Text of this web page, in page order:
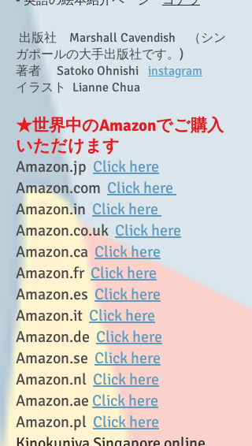
出版社 Marshall Cavendish （シン
ガポールの大手出版社です。)
著者 Satoko Ohnishi instagram
イラスト Lianne Chua
★世界中のAmazonでご購入
いただけます
Amazon.jp Click here
Amazon.com Click here
Amazon.in Click here
Amazon.co.uk Click here
Amazon.ca Click here
Amazon.fr Click here
Amazon.es Click here​
Amazon.it Click here
Amazon.de Click here
Amazon.se Click here
Amazon.nl Click here
Amazon.ae Click here
Amazon.pl Click here